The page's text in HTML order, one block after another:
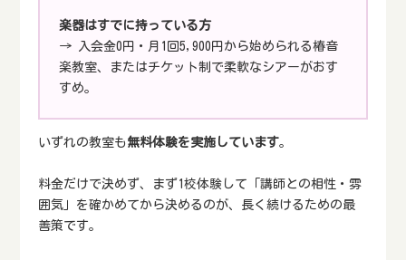
楽器はすでに持っている方
→ 入会金0円・月1回5,900円から始められる椿音
楽教室、またはチケット制で柔軟なシアーがおす
すめ。
いずれの教室も無料体験を実施しています。
料金だけで決めず、まず1校体験して「講師との相性・雰
囲気」を確かめてから決めるのが、長く続けるための最
善策です。